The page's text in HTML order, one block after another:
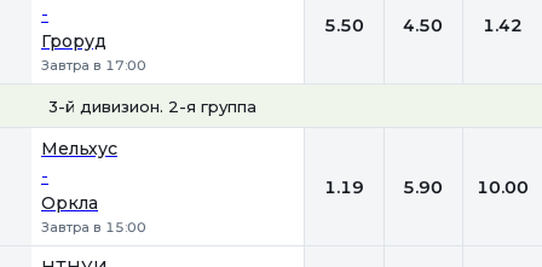
-
Гроруд
Завтра в 17:00
5.50 4.50 1.42
3-й дивизион. 2-я группа
Мельхус
-
Оркла
Завтра в 15:00
1.19 5.90 10.00